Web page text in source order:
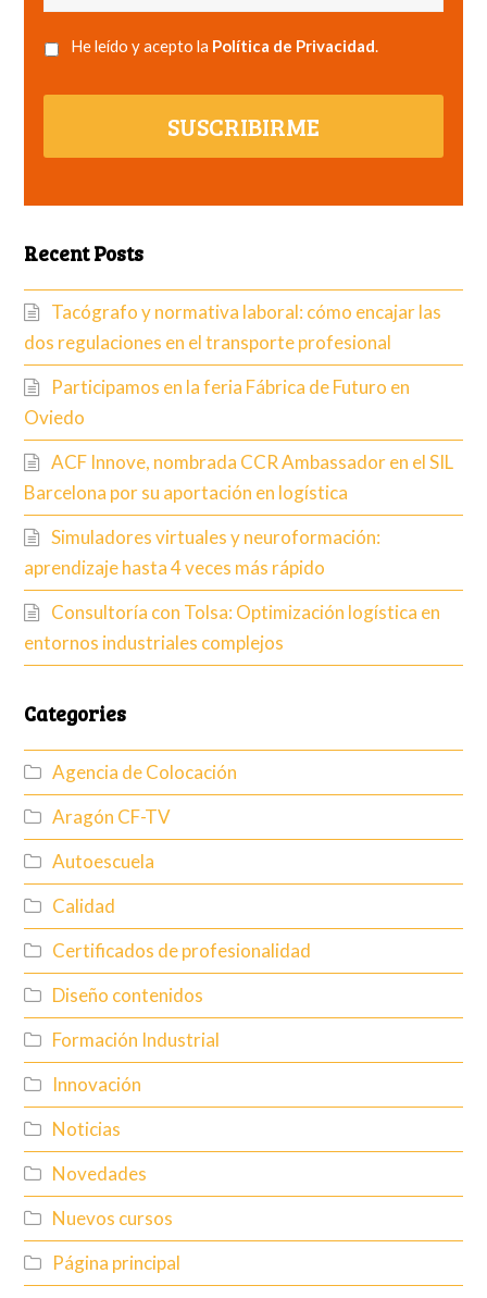
He leído y acepto la Política de Privacidad.
SUSCRIBIRME
Recent Posts
Tacógrafo y normativa laboral: cómo encajar las
dos regulaciones en el transporte profesional
Participamos en la feria Fábrica de Futuro en
Oviedo
ACF Innove, nombrada CCR Ambassador en el SIL
Barcelona por su aportación en logística
Simuladores virtuales y neuroformación:
aprendizaje hasta 4 veces más rápido
Consultoría con Tolsa: Optimización logística en
entornos industriales complejos
Categories
Agencia de Colocación
Aragón CF-TV
Autoescuela
Calidad
Certificados de profesionalidad
Diseño contenidos
Formación Industrial
Innovación
Noticias
Novedades
Nuevos cursos
Página principal